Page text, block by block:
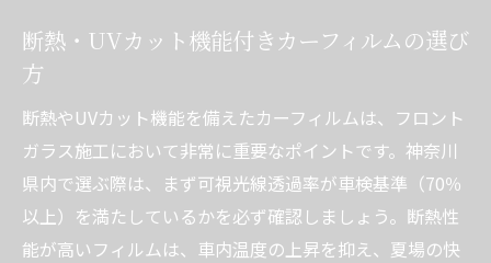
断熱・UVカット機能付きカーフィルムの選び
方
断熱やUVカット機能を備えたカーフィルムは、フロント
ガラス施工において非常に重要なポイントです。神奈川
県内で選ぶ際は、まず可視光線透過率が車検基準（70％
以上）を満たしているかを必ず確認しましょう。断熱性
能が高いフィルムは、車内温度の上昇を抑え、夏場の快